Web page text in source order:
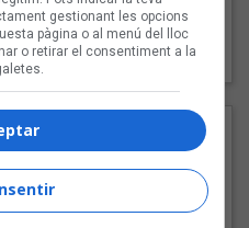
Compte
gestionant les opcions
pàgina o al menú del lloc
o retirar el consentiment a la